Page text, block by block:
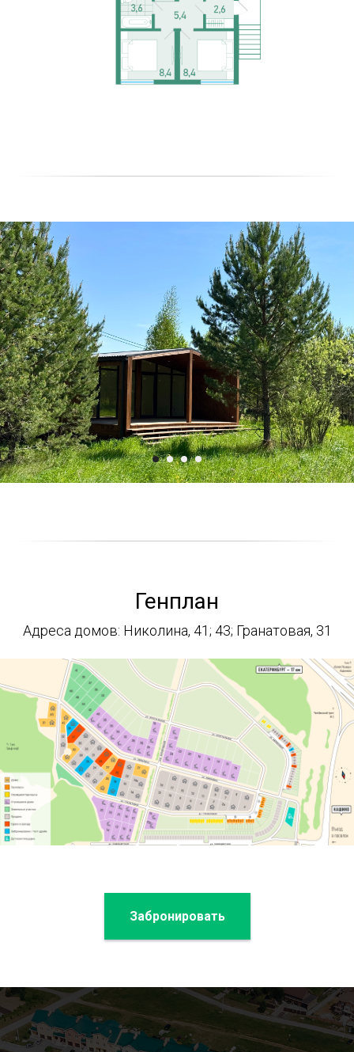
Генплан
Адреса домов: Николина, 41; 43; Гранатовая, 31
Забронировать